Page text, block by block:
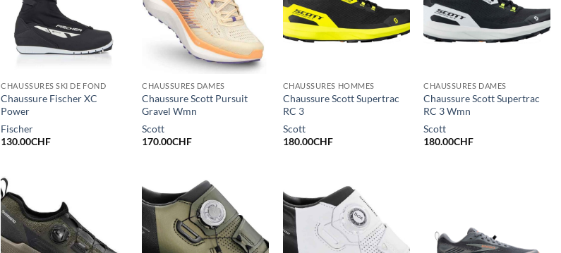
CHAUSSURES SKI DE FOND
Chaussure Fischer XC
Power
Fischer
130.00CHF
CHAUSSURES DAMES
Chaussure Scott Pursuit
Gravel Wmn
Scott
170.00CHF
CHAUSSURES HOMMES
Chaussure Scott Supertrac
RC 3
Scott
180.00CHF
CHAUSSURES DAMES
Chaussure Scott Supertrac
RC 3 Wmn
Scott
180.00CHF